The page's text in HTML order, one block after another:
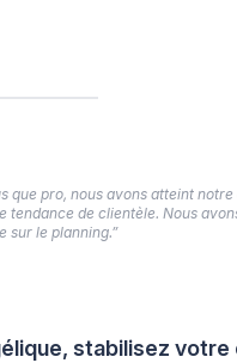
stabilisez votre
que pro, nous avons atteint
tendance de clientèle. Nous
sur le planning.”